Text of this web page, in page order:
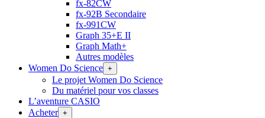
fx-82CW
fx-92B Secondaire
fx-991CW
Graph 35+E II
Graph Math+
Autres modèles
Women Do Science +
Le projet Women Do Science
Du matériel pour vos classes
L’aventure CASIO
Acheter +